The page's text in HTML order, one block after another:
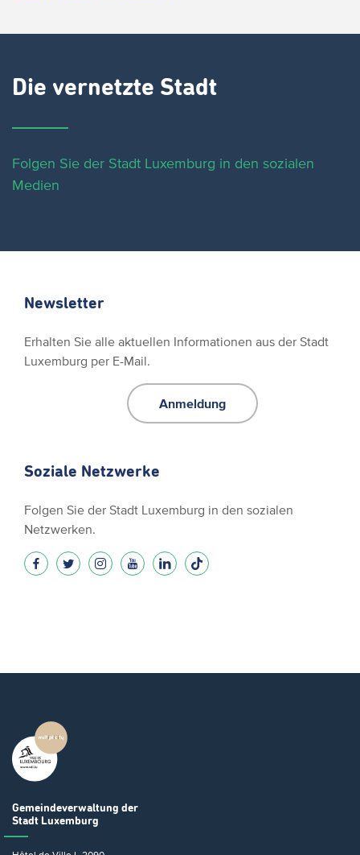
Die vernetzte Stadt
Folgen Sie der Stadt Luxemburg in den sozialen
Medien
Newsletter
Erhalten Sie alle aktuellen Informationen aus der Stadt
Luxemburg per E-Mail.
Anmeldung
Soziale Netzwerke
Folgen Sie der Stadt Luxemburg in den sozialen
Netzwerken.
Gemeindeverwaltung der
Stadt Luxemburg